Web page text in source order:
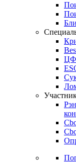
Облигации
Поиски